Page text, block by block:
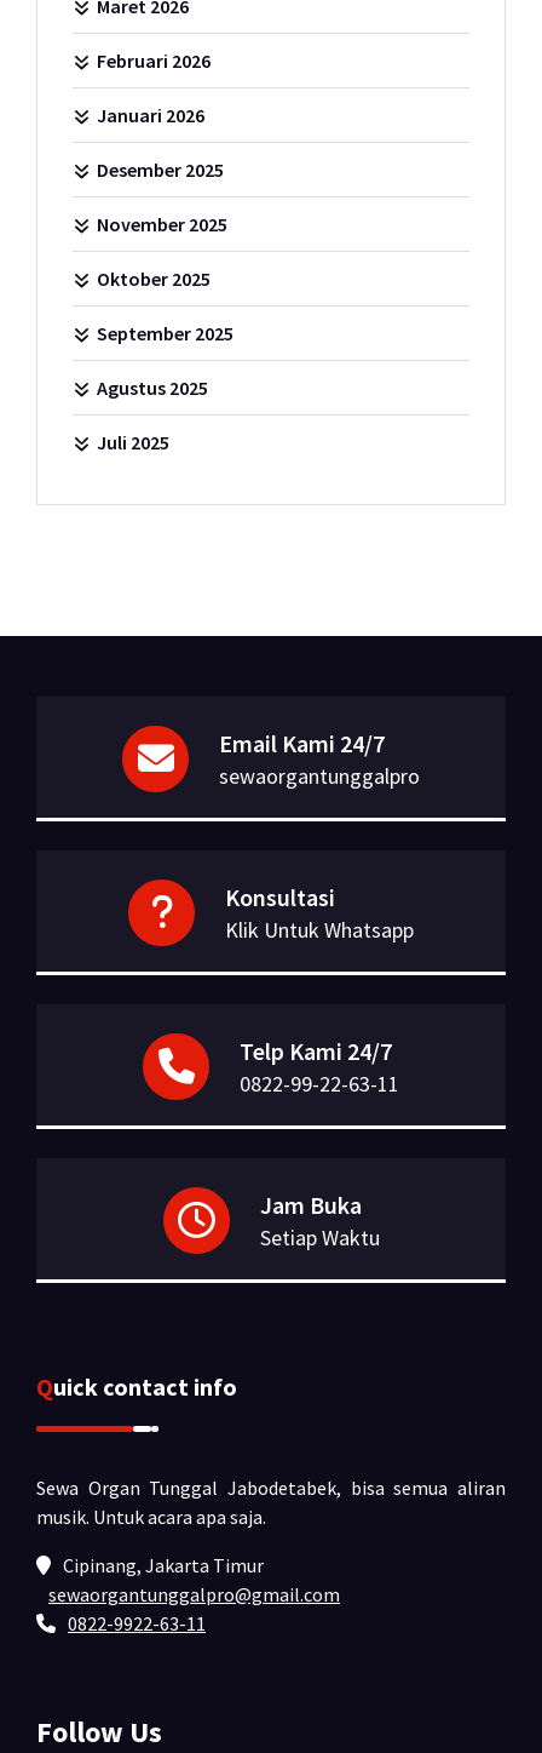
Maret 2026
Februari 2026
Januari 2026
Desember 2025
November 2025
Oktober 2025
September 2025
Agustus 2025
Juli 2025
Email Kami 24/7
sewaorgantunggalpro
Konsultasi
Klik Untuk Whatsapp
Telp Kami 24/7
0822-99-22-63-11
Jam Buka
Setiap Waktu
Quick contact info
Sewa Organ Tunggal Jabodetabek, bisa semua aliran
musik. Untuk acara apa saja.
Cipinang, Jakarta Timur
sewaorgantunggalpro@gmail.com
0822-9922-63-11
Follow Us